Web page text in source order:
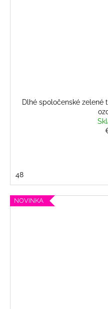
Dlhé spoločenské zelené
48
NOVINKA